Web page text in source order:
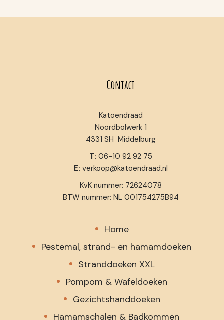
Contact
Katoendraad
Noordbolwerk 1
4331 SH Middelburg
T: 06-10 92 92 75
E: verkoop@katoendraad.nl
KvK nummer: 72624078
BTW nummer: NL 001754275B94
Home
Pestemal, strand- en hamamdoeken
Stranddoeken XXL
Pompom & Wafeldoeken
Gezichtshanddoeken
Hamamschalen & Badkommen